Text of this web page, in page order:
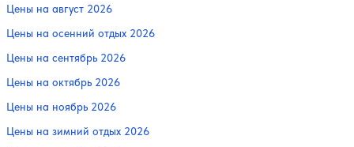
Цены на август 2026
Цены на осенний отдых 2026
Цены на сентябрь 2026
Цены на октябрь 2026
Цены на ноябрь 2026
Цены на зимний отдых 2026